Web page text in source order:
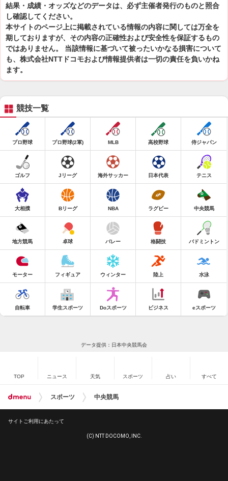
結果・成績・オッズなどのデータは、必ず主催者発行のものと照合
し確認してください。
本サイトのページ上に掲載されている情報の内容に関しては万全を
期しておりますが、その内容の正確性および安全性を保証するもの
ではありません。 当該情報に基づいて被ったいかなる損害について
も、株式会社NTTドコモおよび情報提供者は一切の責任を負いかね
ます。
競技一覧
プロ野球 プロ野球(2軍) MLB 高校野球 侍ジャパン
ゴルフ Jリーグ 海外サッカー 日本代表 テニス
大相撲 Bリーグ NBA ラグビー 中央競馬
地方競馬 卓球 バレー 格闘技 バドミントン
モーター フィギュア ウィンター 陸上 水泳
自転車 学生スポーツ Doスポーツ ビジネス eスポーツ
データ提供：日本中央競馬会
TOP ニュース 天気 スポーツ 占い すべて
スポーツ 中央競馬
サイトご利用にあたって
(C) NTT DOCOMO, INC.